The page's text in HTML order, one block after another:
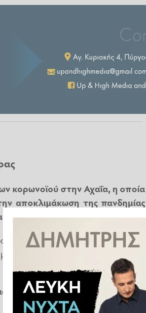
κορωνοϊού στην Αχαΐα, η οποία
αποκλιμάκωση της πανδημίας
στην Αχαΐα (703 μολύνσεις
241 νέες διαγνώσεις και η Ηλεία
που νοσηλεύονται στα